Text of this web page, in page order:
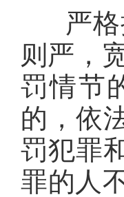
严格
则严，
罚情节
的，依
罚犯罪
罪的人